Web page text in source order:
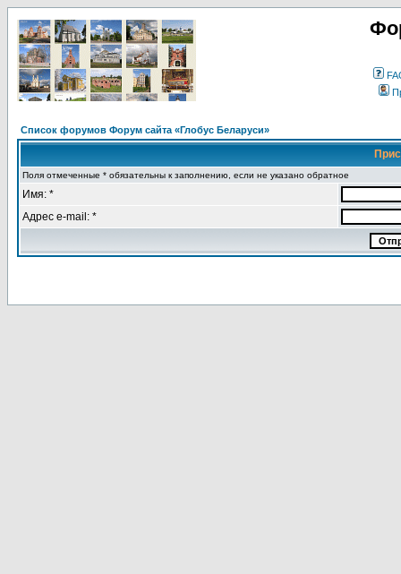
Список форумов Форум сайта «Глобус Беларуси»
Поля отмеченные * обязательны к заполнению, если не указано обратное
Имя: *
Адрес e-mail: *